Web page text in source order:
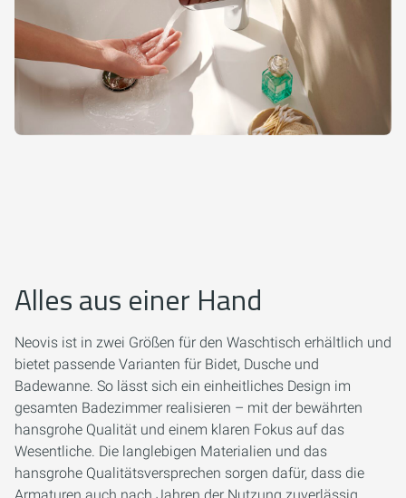
Alles aus einer Hand
Neovis ist in zwei Größen für den Waschtisch erhältlich und
bietet passende Varianten für Bidet, Dusche und
Badewanne. So lässt sich ein einheitliches Design im
gesamten Badezimmer realisieren – mit der bewährten
hansgrohe Qualität und einem klaren Fokus auf das
Wesentliche. Die langlebigen Materialien und das
hansgrohe Qualitätsversprechen sorgen dafür, dass die